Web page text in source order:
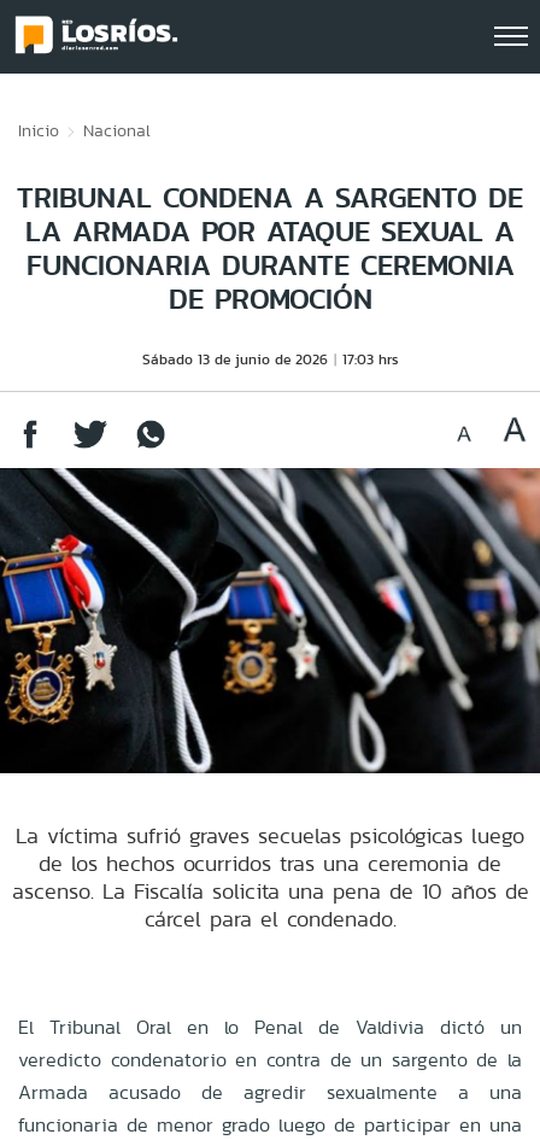
Inicio Nacional
TRIBUNAL CONDENA A SARGENTO DE
LA ARMADA POR ATAQUE SEXUAL A
FUNCIONARIA DURANTE CEREMONIA
DE PROMOCIÓN
Sábado 13 de junio de 2026 17:03 hrs
La víctima sufrió graves secuelas psicológicas luego
de los hechos ocurridos tras una ceremonia de
ascenso. La Fiscalía solicita una pena de 10 años de
cárcel para el condenado.
El Tribunal Oral en lo Penal de Valdivia dictó un
veredicto condenatorio en contra de un sargento de la
Armada acusado de agredir sexualmente a una
funcionaria de menor grado luego de participar en una